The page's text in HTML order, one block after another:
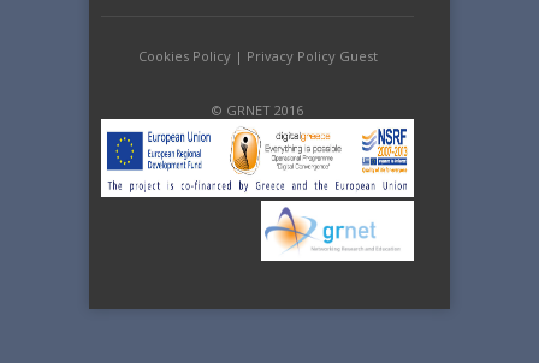
Cookies Policy| Privacy Policy Guest
© GRNET 2016